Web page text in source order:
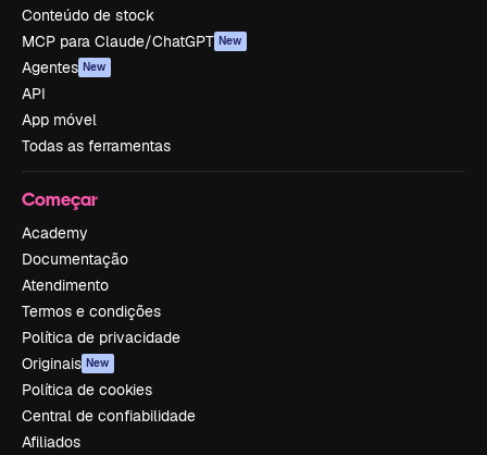
Conteúdo de stock
MCP para Claude/ChatGPT New
Agentes New
API
App móvel
Todas as ferramentas
Começar
Academy
Documentação
Atendimento
Termos e condições
Política de privacidade
Originais New
Política de cookies
Central de confiabilidade
Afiliados